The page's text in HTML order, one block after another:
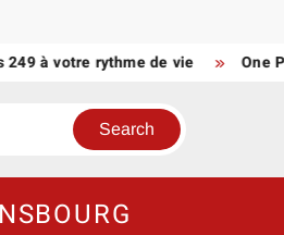
à votre rythme de vie One